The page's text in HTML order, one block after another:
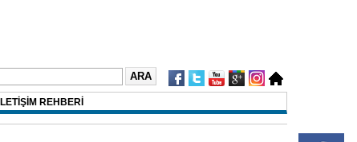
İLETİŞİM REHBERİ